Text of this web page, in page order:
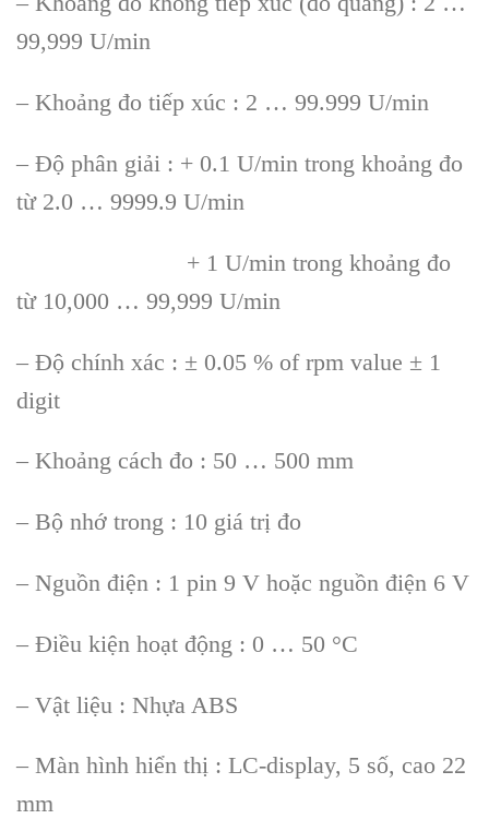
99,999 U/min
– Khoảng đo tiếp xúc : 2 … 99.999 U/min
– Độ phân giải : + 0.1 U/min trong khoảng đo
từ 2.0 … 9999.9 U/min
+ 1 U/min trong khoảng đo
từ 10,000 … 99,999 U/min
– Độ chính xác : ± 0.05 % of rpm value ± 1
digit
– Khoảng cách đo : 50 … 500 mm
– Bộ nhớ trong : 10 giá trị đo
– Nguồn điện : 1 pin 9 V hoặc nguồn điện 6 V
– Điều kiện hoạt động : 0 … 50 °C
– Vật liệu : Nhựa ABS
– Màn hình hiển thị : LC-display, 5 số, cao 22
mm